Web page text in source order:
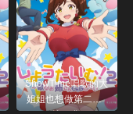
ShowTime唱歌的大
姐姐也想做第二季_